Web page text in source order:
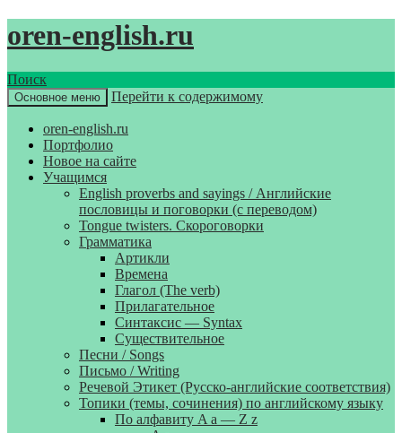
oren-english.ru
Поиск
Основное меню Перейти к содержимому
oren-english.ru
Портфолио
Новое на сайте
Учащимся
English proverbs and sayings / Английские
пословицы и поговорки (с переводом)
Tongue twisters. Скороговорки
Грамматика
Артикли
Времена
Глагол (The verb)
Прилагательное
Синтаксис — Syntax
Существительное
Песни / Songs
Письмо / Writing
Речевой Этикет (Русско-английские соответствия)
Топики (темы, сочинения) по английскому языку
По алфавиту A a — Z z